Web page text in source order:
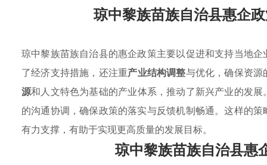
琼中黎族苗族自治县惠企
琼中黎族苗族自治县的惠企政策主要以促进和支持当地
了经济支持措施，还注重产业结构调整与优化，确保资
源和人文特色为基础的产业体系，推动了新兴产业的发
的沟通协调，确保政策的落实与反馈机制畅通。这样的
有力支撑，有助于实现更高质量的发展目标。
琼中黎族苗族自治县惠